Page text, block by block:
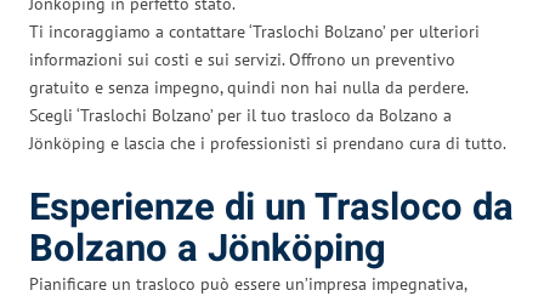
Ti incoraggiamo a contattare ‘Traslochi Bolzano’ per ulteriori
informazioni sui costi e sui servizi. Offrono un preventivo
gratuito e senza impegno, quindi non hai nulla da perdere.
Scegli ‘Traslochi Bolzano’ per il tuo trasloco da Bolzano a
Jönköping e lascia che i professionisti si prendano cura di tutto.
Esperienze di un Trasloco da
Bolzano a Jönköping
Pianificare un trasloco può essere un’impresa impegnativa,